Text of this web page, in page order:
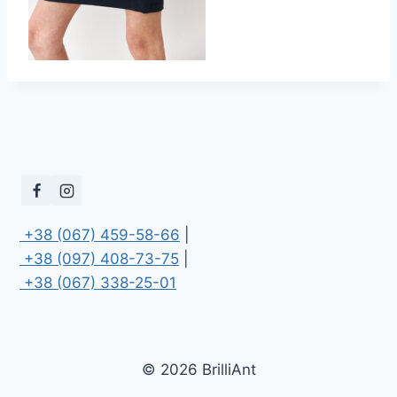
+38 (067) 459-58-66
+38 (097) 408-73-75
+38 (067) 338-25-01
© 2026 BrilliAnt